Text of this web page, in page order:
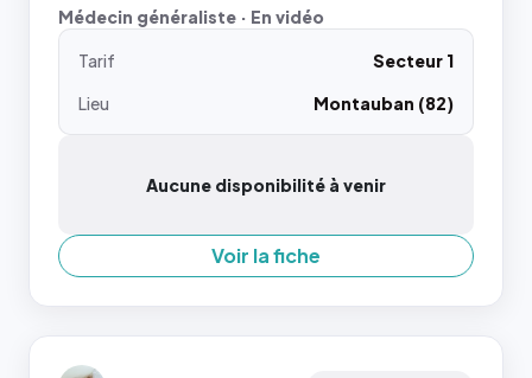
Médecin généraliste · En vidéo
Tarif
Secteur 1
Lieu
Montauban (82)
Aucune disponibilité à venir
Voir la fiche